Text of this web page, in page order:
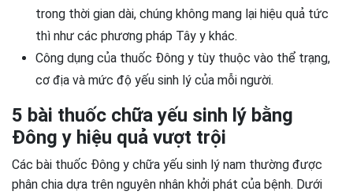
trong thời gian dài, chúng không mang lại hiệu quả tức
thì như các phương pháp Tây y khác.
Công dụng của thuốc Đông y tùy thuộc vào thể trạng,
cơ địa và mức độ yếu sinh lý của mỗi người.
5 bài thuốc chữa yếu sinh lý bằng
Đông y hiệu quả vượt trội
Các bài thuốc Đông y chữa yếu sinh lý nam thường được
phân chia dựa trên nguyên nhân khởi phát của bệnh. Dưới